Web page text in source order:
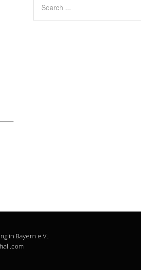
in Bayern e.V..